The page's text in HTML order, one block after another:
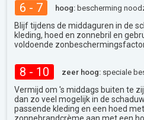
6 - 7 hoog: bescherming
Blijf tijdens de middaguren in de
kleding, hoed en zonnebril en
voldoende
8 - 10 zeer hoog: speciale
Vermijd om 's middags buiten te
dan zo veel mogelijk in de
passende kleding en een hoed